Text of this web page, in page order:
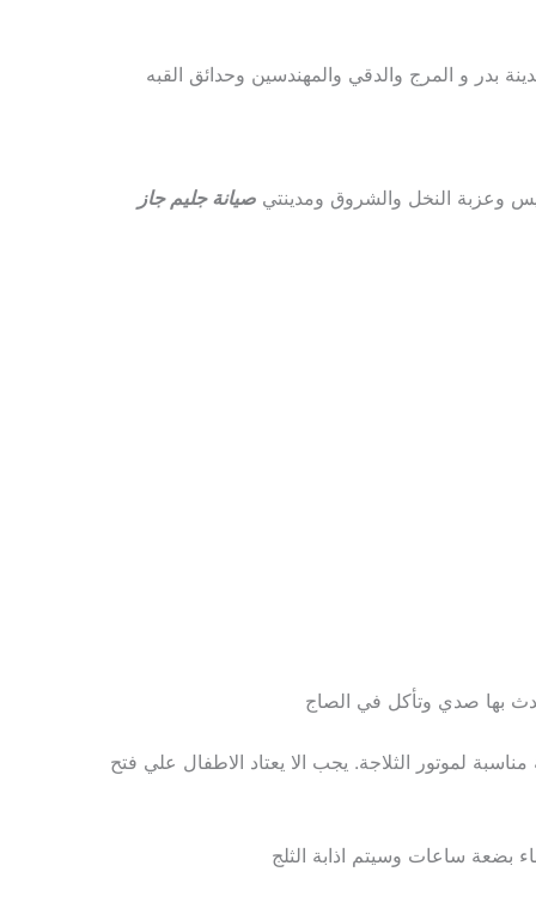
بدر و المرج والدقي والمهندسين وحدائق القبه
وعزبة النخل والشروق ومدينتي صيانة جليم جاز
بها صدي وتأكل في الصاج
لموتور الثلاجة. يجب الا يعتاد الاطفال علي فتح
بضعة ساعات وسيتم اذابة الثلج